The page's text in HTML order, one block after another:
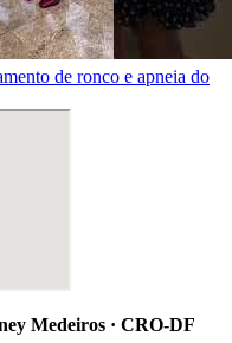
de ronco e apneia do
Medeiros · CRO-DF